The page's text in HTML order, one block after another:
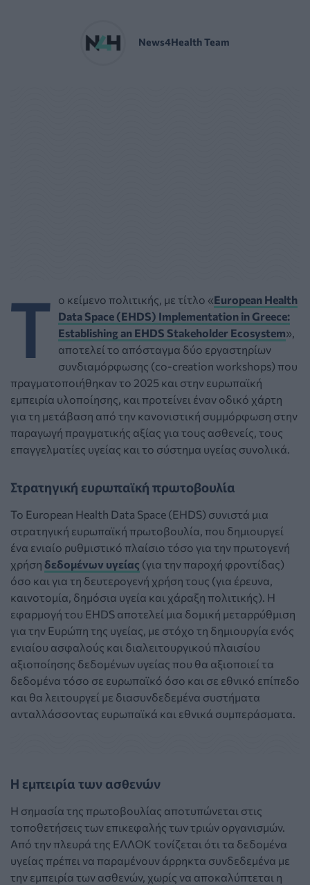
News4Health Team
Τ ο κείμενο πολιτικής, με τίτλο «European Health
Data Space (EHDS) Implementation in Greece:
Establishing an EHDS Stakeholder Ecosystem»,
αποτελεί το απόσταγμα δύο εργαστηρίων
συνδιαμόρφωσης (co-creation workshops) που
πραγματοποιήθηκαν το 2025 και στην ευρωπαϊκή
εμπειρία υλοποίησης, και προτείνει έναν οδικό χάρτη
για τη μετάβαση από την κανονιστική συμμόρφωση στην
παραγωγή πραγματικής αξίας για τους ασθενείς, τους
επαγγελματίες υγείας και το σύστημα υγείας συνολικά.
Στρατηγική ευρωπαϊκή πρωτοβουλία
Το European Health Data Space (EHDS) συνιστά μια
στρατηγική ευρωπαϊκή πρωτοβουλία, που δημιουργεί
ένα ενιαίο ρυθμιστικό πλαίσιο τόσο για την πρωτογενή
χρήση δεδομένων υγείας (για την παροχή φροντίδας)
όσο και για τη δευτερογενή χρήση τους (για έρευνα,
καινοτομία, δημόσια υγεία και χάραξη πολιτικής). Η
εφαρμογή του EHDS αποτελεί μια δομική μεταρρύθμιση
για την Ευρώπη της υγείας, με στόχο τη δημιουργία ενός
ενιαίου ασφαλούς και διαλειτουργικού πλαισίου
αξιοποίησης δεδομένων υγείας που θα αξιοποιεί τα
δεδομένα τόσο σε ευρωπαϊκό όσο και σε εθνικό επίπεδο
και θα λειτουργεί με διασυνδεδεμένα συστήματα
ανταλλάσσοντας ευρωπαϊκά και εθνικά συμπεράσματα.
Η εμπειρία των ασθενών
Η σημασία της πρωτοβουλίας αποτυπώνεται στις
τοποθετήσεις των επικεφαλής των τριών οργανισμών.
Από την πλευρά της ΕΛΛΟΚ τονίζεται ότι τα δεδομένα
υγείας πρέπει να παραμένουν άρρηκτα συνδεδεμένα με
την εμπειρία των ασθενών, χωρίς να αποκαλύπτεται η